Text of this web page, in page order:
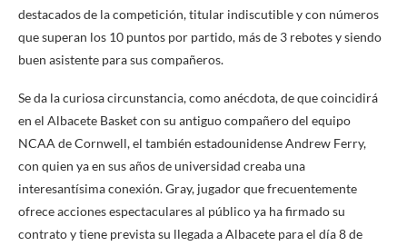
destacados de la competición, titular indiscutible y con números
que superan los 10 puntos por partido, más de 3 rebotes y siendo
buen asistente para sus compañeros.
Se da la curiosa circunstancia, como anécdota, de que coincidirá
en el Albacete Basket con su antiguo compañero del equipo
NCAA de Cornwell, el también estadounidense Andrew Ferry,
con quien ya en sus años de universidad creaba una
interesantísima conexión. Gray, jugador que frecuentemente
ofrece acciones espectaculares al público ya ha firmado su
contrato y tiene prevista su llegada a Albacete para el día 8 de